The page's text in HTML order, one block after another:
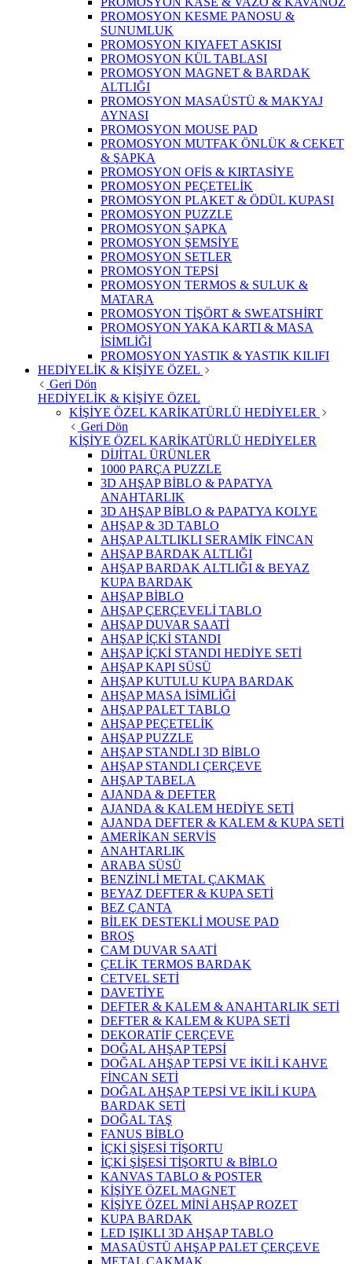
PROMOSYON KESME PANOSU &
SUNUMLUK
PROMOSYON KIYAFET ASKISI
PROMOSYON KÜL TABLASI
PROMOSYON MAGNET & BARDAK
ALTLIĞI
PROMOSYON MASAÜSTÜ & MAKYAJ
AYNASI
PROMOSYON MOUSE PAD
PROMOSYON MUTFAK ÖNLÜK & CEKET
& ŞAPKA
PROMOSYON OFİS & KIRTASİYE
PROMOSYON PEÇETELİK
PROMOSYON PLAKET & ÖDÜL KUPASI
PROMOSYON PUZZLE
PROMOSYON ŞAPKA
PROMOSYON ŞEMSİYE
PROMOSYON SETLER
PROMOSYON TEPSİ
PROMOSYON TERMOS & SULUK &
MATARA
PROMOSYON TİŞÖRT & SWEATSHİRT
PROMOSYON YAKA KARTI & MASA
İSİMLİĞİ
PROMOSYON YASTIK & YASTIK KILIFI
HEDİYELİK & KİŞİYE ÖZEL
Geri Dön
HEDİYELİK & KİŞİYE ÖZEL
KİŞİYE ÖZEL KARİKATÜRLÜ HEDİYELER
Geri Dön
KİŞİYE ÖZEL KARİKATÜRLÜ HEDİYELER
DİJİTAL ÜRÜNLER
1000 PARÇA PUZZLE
3D AHŞAP BİBLO & PAPATYA
ANAHTARLIK
3D AHŞAP BİBLO & PAPATYA KOLYE
AHŞAP & 3D TABLO
AHŞAP ALTLIKLI SERAMİK FİNCAN
AHŞAP BARDAK ALTLIĞI
AHŞAP BARDAK ALTLIĞI & BEYAZ
KUPA BARDAK
AHŞAP BİBLO
AHŞAP ÇERÇEVELİ TABLO
AHŞAP DUVAR SAATİ
AHŞAP İÇKİ STANDI
AHŞAP İÇKİ STANDI HEDİYE SETİ
AHŞAP KAPI SÜSÜ
AHŞAP KUTULU KUPA BARDAK
AHŞAP MASA İSİMLİĞİ
AHŞAP PALET TABLO
AHŞAP PEÇETELİK
AHŞAP PUZZLE
AHŞAP STANDLI 3D BİBLO
AHŞAP STANDLI ÇERÇEVE
AHŞAP TABELA
AJANDA & DEFTER
AJANDA & KALEM HEDİYE SETİ
AJANDA DEFTER & KALEM & KUPA SETİ
AMERİKAN SERVİS
ANAHTARLIK
ARABA SÜSÜ
BENZİNLİ METAL ÇAKMAK
BEYAZ DEFTER & KUPA SETİ
BEZ ÇANTA
BİLEK DESTEKLİ MOUSE PAD
BROŞ
CAM DUVAR SAATİ
ÇELİK TERMOS BARDAK
CETVEL SETİ
DAVETİYE
DEFTER & KALEM & ANAHTARLIK SETİ
DEFTER & KALEM & KUPA SETİ
DEKORATİF ÇERÇEVE
DOĞAL AHŞAP TEPSİ
DOĞAL AHŞAP TEPSİ VE İKİLİ KAHVE
FİNCAN SETİ
DOĞAL AHŞAP TEPSİ VE İKİLİ KUPA
BARDAK SETİ
DOĞAL TAŞ
FANUS BİBLO
İÇKİ ŞİŞESİ TİŞORTU
İÇKİ ŞİŞESİ TİŞORTU & BİBLO
KANVAS TABLO & POSTER
KİŞİYE ÖZEL MAGNET
KİŞİYE ÖZEL MİNİ AHŞAP ROZET
KUPA BARDAK
LED IŞIKLI 3D AHŞAP TABLO
MASAÜSTÜ AHŞAP PALET ÇERÇEVE